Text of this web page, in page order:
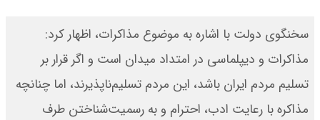
سخنگوی دولت با اشاره به موضوع مذاکرات، اظهار کرد:
مذاکرات و دیپلماسی در امتداد میدان است و اگر قرار بر
تسلیم مردم ایران باشد، این مردم تسلیم‌ناپذیرند، اما چنانچه
مذاکره با رعایت ادب، احترام و به رسمیت‌شناختن طرف